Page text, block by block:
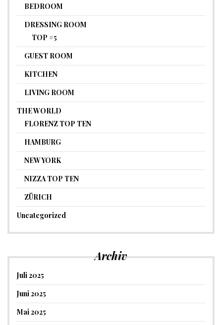
BEDROOM
DRESSING ROOM
TOP #5
GUEST ROOM
KITCHEN
LIVING ROOM
THE WORLD
FLORENZ TOP TEN
HAMBURG
NEW YORK
NIZZA TOP TEN
ZÜRICH
Uncategorized
Archiv
Juli 2025
Juni 2025
Mai 2025